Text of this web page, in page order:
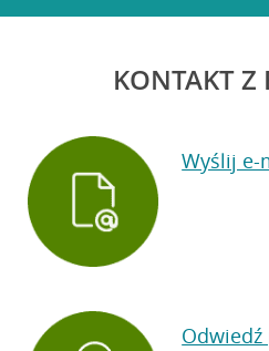
KONTAKT Z
Wyślij e-